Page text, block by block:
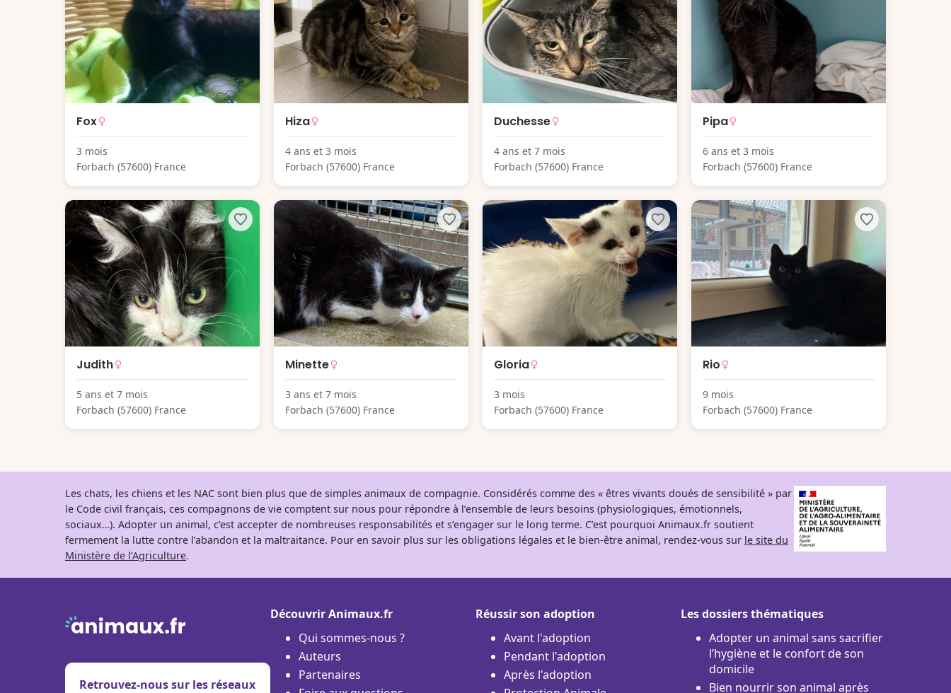
Fox
3 mois
Forbach (57600) France
Hiza
4 ans et 3 mois
Forbach (57600) France
Duchesse
4 ans et 7 mois
Forbach (57600) France
Pipa
6 ans et 3 mois
Forbach (57600) France
Judith
5 ans et 7 mois
Forbach (57600) France
Minette
3 ans et 7 mois
Forbach (57600) France
Gloria
3 mois
Forbach (57600) France
Rio
9 mois
Forbach (57600) France
Les chats, les chiens et les NAC sont bien plus que de simples animaux de compagnie. Considérés comme des « êtres vivants doués de sensibilité » par
le Code civil français, ces compagnons de vie comptent sur nous pour répondre à l’ensemble de leurs besoins (physiologiques, émotionnels,
sociaux…). Adopter un animal, c’est accepter de nombreuses responsabilités et s’engager sur le long terme. C’est pourquoi Animaux.fr soutient
fermement la lutte contre l’abandon et la maltraitance. Pour en savoir plus sur les obligations légales et le bien-être animal, rendez-vous sur le site du
Ministère de l’Agriculture.
Retrouvez-nous sur les réseaux
Découvrir Animaux.fr
Qui sommes-nous ?
Auteurs
Partenaires
Réussir son adoption
Avant l'adoption
Pendant l'adoption
Après l'adoption
Les dossiers thématiques
Adopter un animal sans sacrifier
l’hygiène et le confort de son
domicile
Bien nourrir son animal après